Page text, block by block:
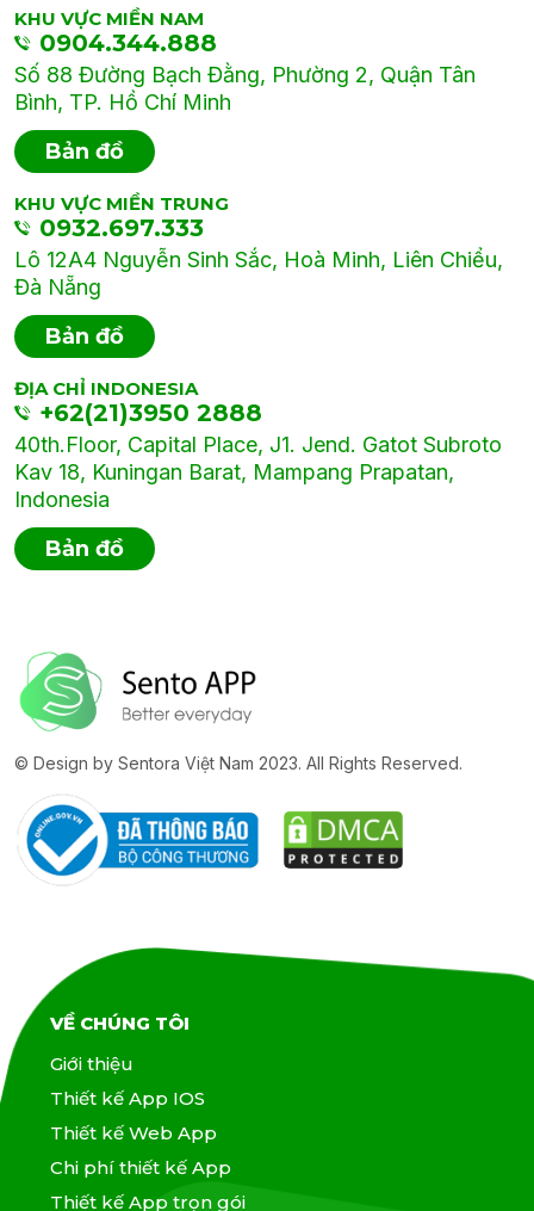
KHU VỰC MIỀN NAM
0904.344.888
Số 88 Đường Bạch Đằng, Phường 2, Quận Tân
Bình, TP. Hồ Chí Minh
Bản đồ
KHU VỰC MIỀN TRUNG
0932.697.333
Lô 12A4 Nguyễn Sinh Sắc, Hoà Minh, Liên Chiểu,
Đà Nẵng
Bản đồ
ĐỊA CHỈ INDONESIA
+62(21)3950 2888
40th.Floor, Capital Place, J1. Jend. Gatot Subroto
Kav 18, Kuningan Barat, Mampang Prapatan,
Indonesia
Bản đồ
© Design by Sentora Việt Nam 2023. All Rights Reserved.
VỀ CHÚNG TÔI
Giới thiệu
Thiết kế App IOS
Thiết kế Web App
Chi phí thiết kế App
Thiết kế App trọn gói